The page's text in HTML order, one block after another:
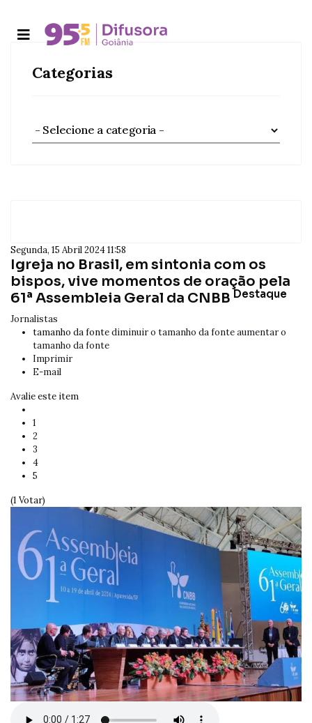
Categorias
Segunda, 15 Abril 2024 11:58
Igreja no Brasil, em sintonia com os
bispos, vive momentos de oração pela
61ª Assembleia Geral da CNBB Destaque
Jornalistas
tamanho da fontediminuir o tamanho da fonteaumentar o
tamanho da fonte
Imprimir
E-mail
Avalie este item
1
2
3
4
5
(1 Votar)